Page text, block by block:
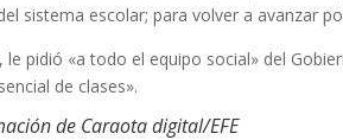
sistema escolar; para volver a avanzar
le pidió «a todo el equipo social» del
de clases».
de Caraota digital/EFE